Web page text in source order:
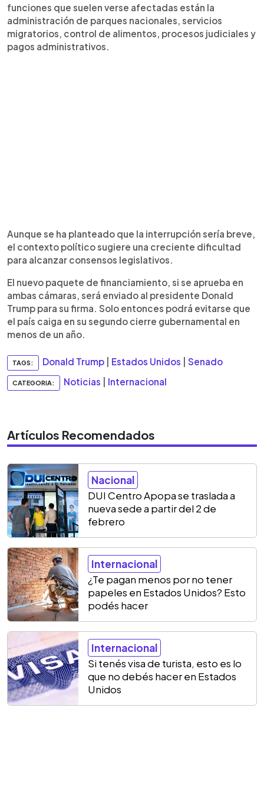
funciones que suelen verse afectadas están la
administración de parques nacionales, servicios
migratorios, control de alimentos, procesos judiciales y
pagos administrativos.
Aunque se ha planteado que la interrupción sería breve,
el contexto político sugiere una creciente dificultad
para alcanzar consensos legislativos.
El nuevo paquete de financiamiento, si se aprueba en
ambas cámaras, será enviado al presidente Donald
Trump para su firma. Solo entonces podrá evitarse que
el país caiga en su segundo cierre gubernamental en
menos de un año.
TAGS: Donald Trump Estados Unidos Senado
CATEGORIA: Noticias Internacional
Artículos Recomendados
Nacional
DUI Centro Apopa se traslada a
nueva sede a partir del 2 de
febrero
Internacional
¿Te pagan menos por no tener
papeles en Estados Unidos? Esto
podés hacer
Internacional
Si tenés visa de turista, esto es lo
que no debés hacer en Estados
Unidos